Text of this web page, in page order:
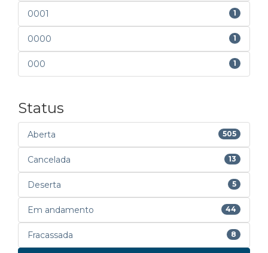
0001 1
0000 1
000 1
Status
Aberta 505
Cancelada 13
Deserta 5
Em andamento 44
Fracassada 8